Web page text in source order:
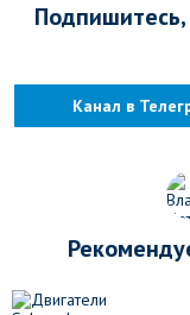
Подпишитесь,
Канал в